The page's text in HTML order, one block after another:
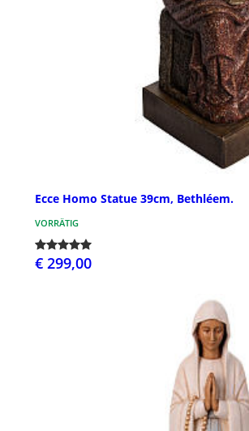
Ecce Homo Statue 39cm, Bethléem.
VORRÄTIG
€ 299,00